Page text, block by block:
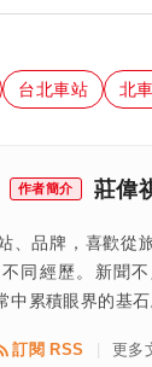
台北車站 北
作者簡介 莊偉
、品牌，喜歡從
同經歷。新聞
中累積眼界的基石
訂閱 RSS 更多